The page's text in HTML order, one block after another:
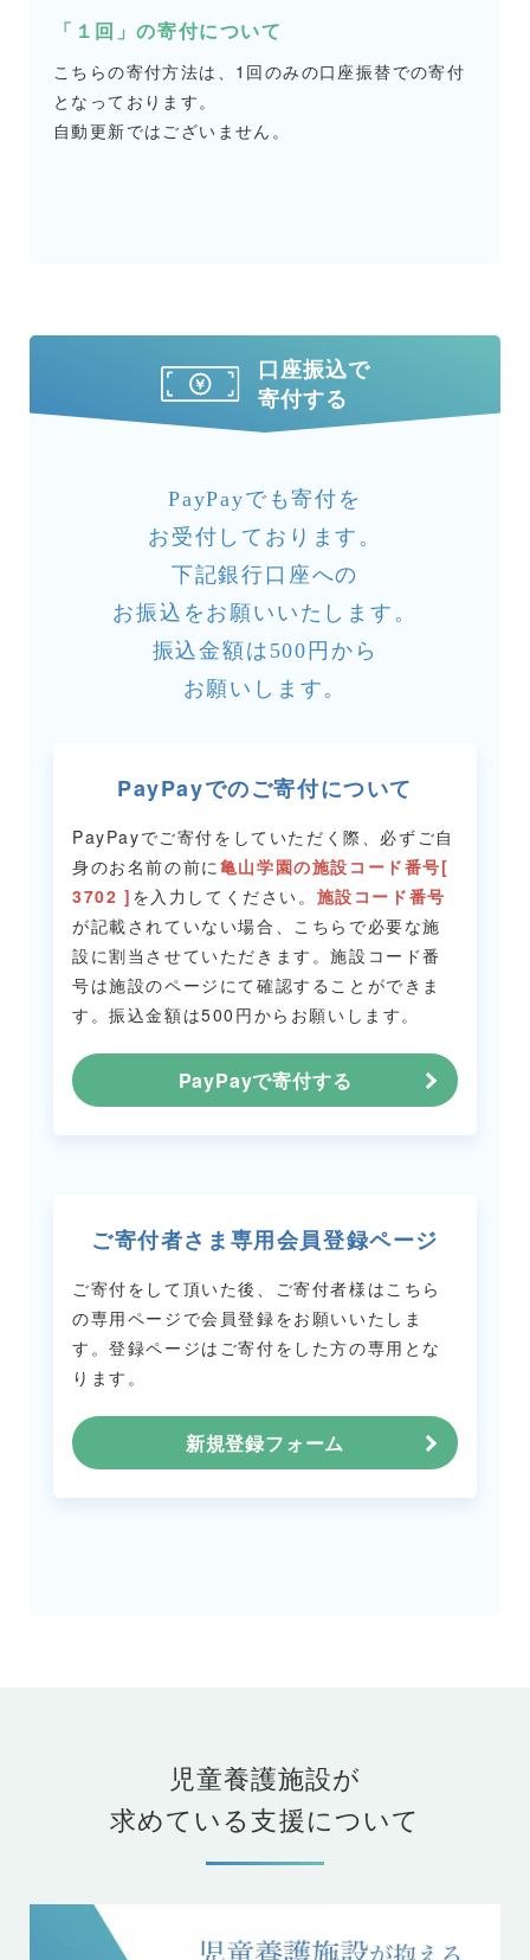
「１回」の寄付について
こちらの寄付方法は、1回のみの口座振替での寄付
となっております。
自動更新ではございません。
口座振込で
寄付する
PayPayでも寄付を
お受付しております。
下記銀行口座への
お振込をお願いいたします。
振込金額は500円から
お願いします。
PayPayでのご寄付について
PayPayでご寄付をしていただく際、必ずご自
身のお名前の前に亀山学園の施設コード番号[
3702 ] を入力してください。 施設コード番号
が記載されていない場合、こちらで必要な施
設に割当させていただきます。施設コード番
号は施設のページにて確認することができま
す。振込金額は500円からお願いします。
PayPayで寄付する
ご寄付者さま専用会員登録ページ
ご寄付をして頂いた後、ご寄付者様はこちら
の専用ページで会員登録をお願いいたしま
す。登録ページはご寄付をした方の専用とな
ります。
新規登録フォーム
児童養護施設が
求めている支援について